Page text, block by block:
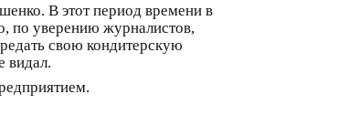
В этот период времени в
по уверению журналистов,
свою кондитерскую
видал.